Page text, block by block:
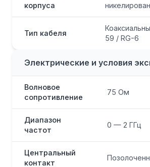
корпуса
Тип кабеля
59 / RG-6
Электрические и условия
Волновое
сопротивление
75 Ом
Диапазон
частот
0 — 2 ГГц
Центральный
контакт